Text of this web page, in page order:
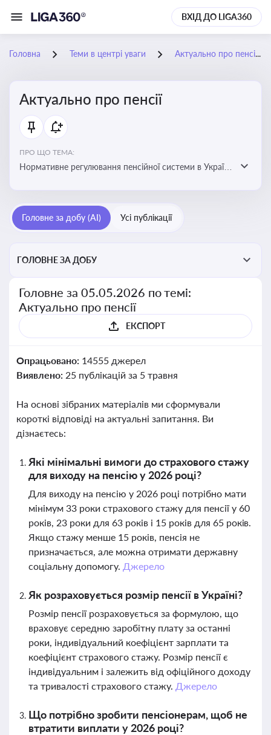
ВХІД ДО LIGA360
Головна Теми в центрі уваги Актуально про пенсії
Актуально про пенсії
ПРО ЩО ТЕМА:
Нормативне регулювання пенсійної системи в Україні
Головне за добу (AI) Усі публікації
ГОЛОВНЕ ЗА ДОБУ
Головне за 05.05.2026 по темі:
Актуально про пенсії
ЕКСПОРТ
Опрацьовано: 14555 джерел
Виявлено: 25 публікацій за 5 травня
На основі зібраних матеріалів ми сформували
короткі відповіді на актуальні запитання. Ви
дізнаєтесь:
Які мінімальні вимоги до страхового стажу
для виходу на пенсію у 2026 році?
Для виходу на пенсію у 2026 році потрібно мати
мінімум 33 роки страхового стажу для пенсії у 60
років, 23 роки для 63 років і 15 років для 65 років.
Якщо стажу менше 15 років, пенсія не
призначається, але можна отримати державну
соціальну допомогу. Джерело
Як розраховується розмір пенсії в Україні?
Розмір пенсії розраховується за формулою, що
враховує середню заробітну плату за останні
роки, індивідуальний коефіцієнт зарплати та
коефіцієнт страхового стажу. Розмір пенсії є
індивідуальним і залежить від офіційного доходу
та тривалості страхового стажу. Джерело
Що потрібно зробити пенсіонерам, щоб не
втратити виплати у 2026 році?